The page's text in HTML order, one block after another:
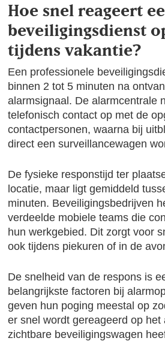
Hoe snel reageert
beveiligingsdienst
tijdens vakantie?
Een professionele
binnen 2 tot 5 minuten na
alarmsignaal. De alarmcentrale
telefonisch contact op met de
contactpersonen, waarna bij
direct een surveillancewagen
De fysieke responstijd ter
locatie, maar ligt gemiddeld
minuten. Beveiligingsbedrijven
verdeelde mobiele teams die
hun werkgebied. Dit zorgt voor
ook tijdens piekuren of in de
De snelheid van de respons is
belangrijkste factoren bij
geven hun poging meestal op
er snel wordt gereageerd op het
zichtbare beveiligingswagen